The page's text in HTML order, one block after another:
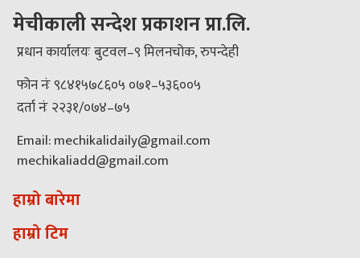
मेचीकाली सन्देश प्रकाशन प्रा.लि.
प्रधान कार्यालयः बुटवल–९ मिलनचोक, रुपन्देही
फोन नंः ९८४१५७८६०५ ०७१–५३६००५
दर्ता नंः २२३१/०७४–७५
Email: mechikalidaily@gmail.com
mechikaliadd@gmail.com
हाम्रो बारेमा
हाम्रो टिम